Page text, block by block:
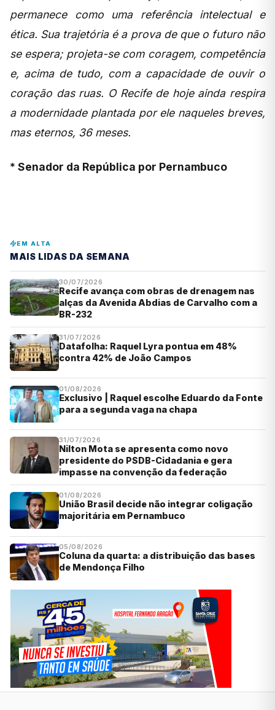
permanece como uma referência intelectual e
ética. Sua trajetória é a prova de que o futuro não
se espera; projeta-se com coragem, competência
e, acima de tudo, com a capacidade de ouvir o
coração das ruas. O Recife de hoje ainda respira
a modernidade plantada por ele naqueles breves,
mas eternos, 36 meses.
* Senador da República por Pernambuco
EM ALTA
MAIS LIDAS DA SEMANA
30/07/2026
Recife avança com obras de drenagem nas
alças da Avenida Abdias de Carvalho com a
BR-232
31/07/2026
Datafolha: Raquel Lyra pontua em 48%
contra 42% de João Campos
01/08/2026
Exclusivo | Raquel escolhe Eduardo da Fonte
para a segunda vaga na chapa
31/07/2026
Nilton Mota se apresenta como novo
presidente do PSDB-Cidadania e gera
impasse na convenção da federação
01/08/2026
União Brasil decide não integrar coligação
majoritária em Pernambuco
05/08/2026
Coluna da quarta: a distribuição das bases
de Mendonça Filho